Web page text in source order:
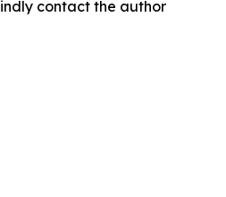
contact the author